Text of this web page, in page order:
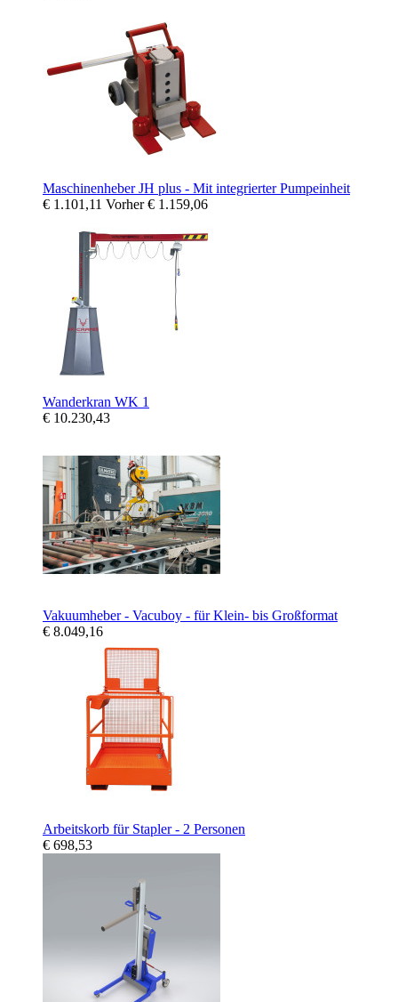
Maschinenheber JH plus - Mit integrierter Pumpeinheit
€ 1.101,11 Vorher€ 1.159,06
Wanderkran WK 1
€ 10.230,43
Vakuumheber - Vacuboy - für Klein- bis Großformat
€ 8.049,16
Arbeitskorb für Stapler - 2 Personen
€ 698,53